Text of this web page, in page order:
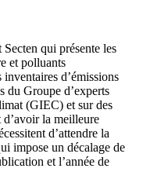
qui présente les
et polluants
d’émissions
du Groupe d’experts
(GIEC) et sur des
d’avoir la meilleure
d’attendre la
impose un décalage de
et l’année de